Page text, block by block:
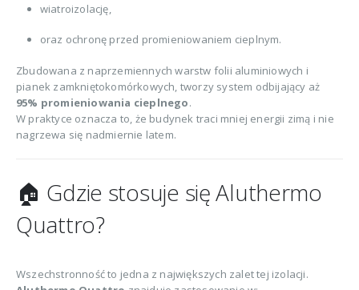
wiatroizolację,
oraz ochronę przed promieniowaniem cieplnym.
Zbudowana z naprzemiennych warstw folii aluminiowych i
pianek zamkniętokomórkowych, tworzy system odbijający aż
95% promieniowania cieplnego.
W praktyce oznacza to, że budynek traci mniej energii zimą i nie
nagrzewa się nadmiernie latem.
🏠 Gdzie stosuje się Aluthermo
Quattro?
Wszechstronność to jedna z największych zalet tej izolacji.